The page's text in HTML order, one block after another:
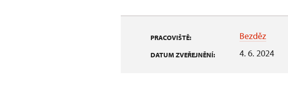
PRACOVIŠTĚ: Bezděz
DATUM ZVEŘEJNĚNÍ: 4. 6. 2024